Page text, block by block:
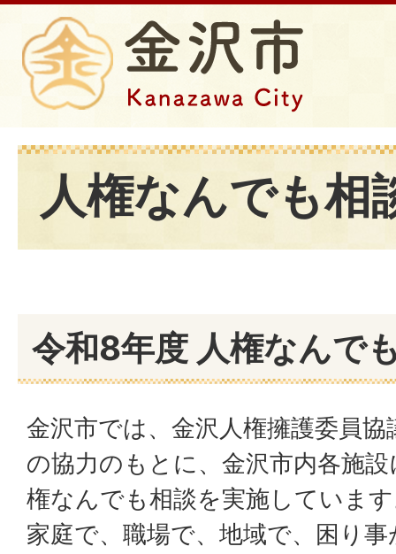
人権なんでも相
令和8年度 人権なんで
金沢市では、金沢人権擁護委員協
の協力のもとに、金沢市内各施
権なんでも相談を実施していま
家庭で、職場で、地域で、困り